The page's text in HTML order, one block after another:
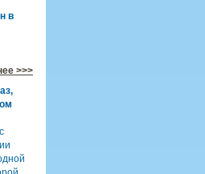
в
>>>